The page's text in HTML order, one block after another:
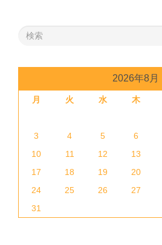
2026年8月
月 火 水 木
3
4 5 6
10
11 12 13
17
18 19 20
24
25 26 27
31